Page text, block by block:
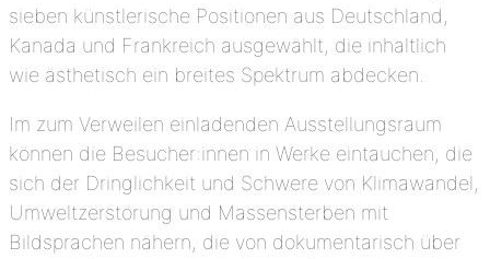
sieben künstlerische Positionen aus Deutschland,
Kanada und Frankreich ausgewählt, die inhaltlich
wie ästhetisch ein breites Spektrum abdecken.
Im zum Verweilen einladenden Ausstellungsraum
können die Besucher:innen in Werke eintauchen, die
sich der Dringlichkeit und Schwere von Klimawandel,
Umweltzerstörung und Massensterben mit
Bildsprachen nähern, die von dokumentarisch über